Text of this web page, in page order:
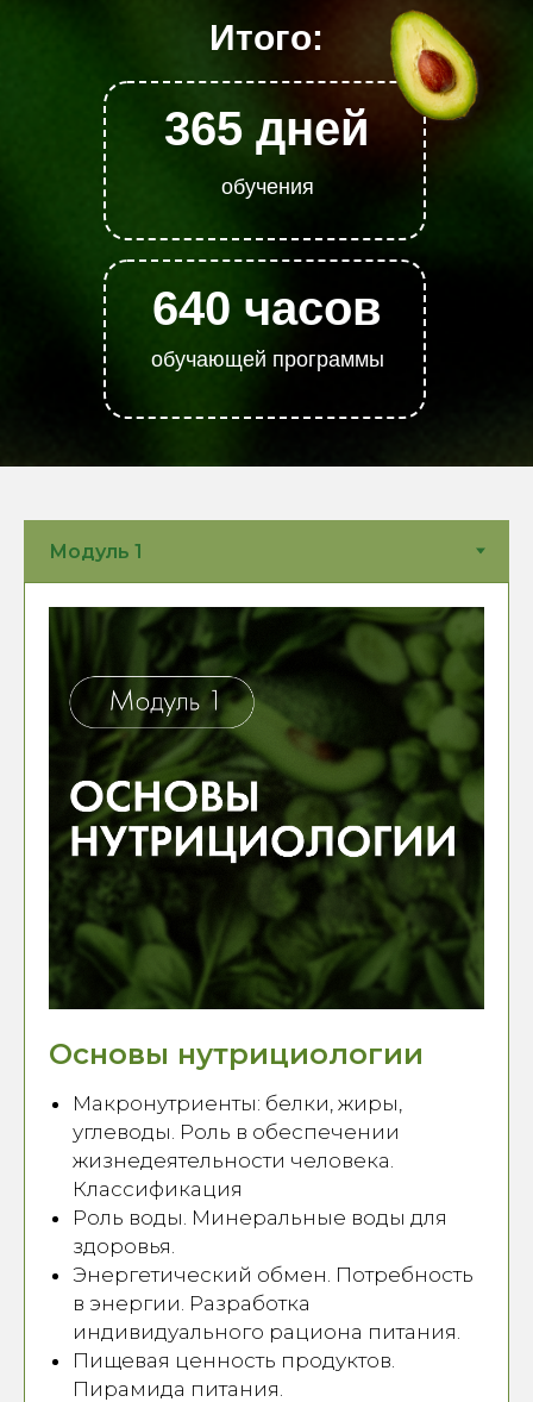
Итого:
640 часов
обучающей программы
365 дней
обучения
Основы нутрициологии
Макронутриенты: белки, жиры,
углеводы. Роль в обеспечении
жизнедеятельности человека.
Классификация
Роль воды. Минеральные воды для
здоровья.
Энергетический обмен. Потребность
в энергии. Разработка
индивидуального рациона питания.
Пищевая ценность продуктов.
Пирамида питания.